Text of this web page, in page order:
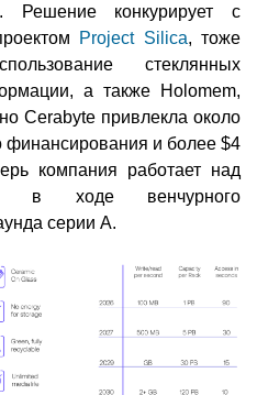
Решение конкурирует с
Project Silica, тоже
стеклянных
а также Holomem,
Cerabyte привлекла около
финансирования и более $4
компания работает над
в ходе венчурного
серии А.